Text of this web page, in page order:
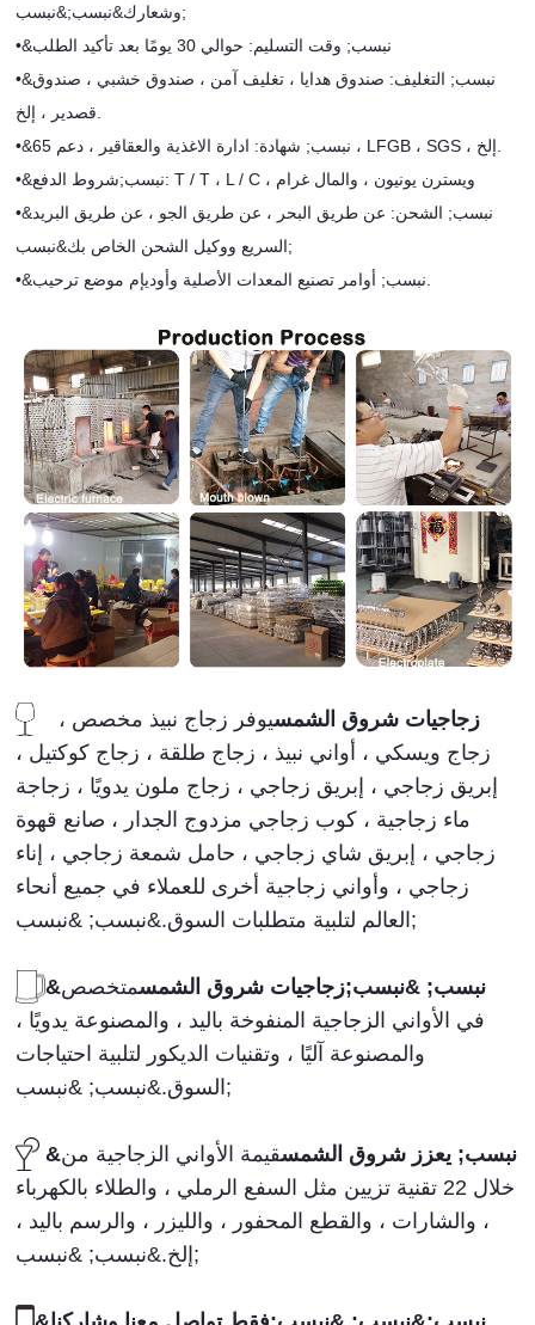
وشعارك&نبسب;&نبسب;
•
&نبسب; وقت التسليم: حوالي 30 يومًا بعد تأكيد الطلب
•&نبسب; التغليف: صندوق هدايا ، تغليف آمن ، صندوق خشبي ، صندوق
•
•&نبسب;
شروط الدفع: T / T ، L / C ، ويسترن يونيون ، والمال غرام
•&نبسب; الشحن: عن طريق البحر ، عن طريق الجو ، عن طريق البريد
السريع ووكيل الشحن الخاص بك&نبسب;
•
زجاجيات شروق الشمسيوفر زجاج نبيذ مخصص ،
زجاج ويسكي ، أواني نبيذ ، زجاج طلقة ، زجاج كوكتيل ،
إبريق زجاجي ، إبريق زجاجي ، زجاج ملون يدويًا ، زجاجة
ماء زجاجية ، كوب زجاجي مزدوج الجدار ، صانع قهوة
زجاجي ، إبريق شاي زجاجي ، حامل شمعة زجاجي ، إناء
زجاجي ، وأواني زجاجية أخرى للعملاء في جميع أنحاء
العالم لتلبية متطلبات السوق.&نبسب; &نبسب;
&نبسب; &نبسب;زجاجيات شروق الشمسمتخصص
في الأواني الزجاجية المنفوخة باليد ، والمصنوعة يدويًا ،
والمصنوعة آليًا ، وتقنيات الديكور لتلبية احتياجات
السوق.&نبسب; &نبسب;
&نبسب; يعزز شروق الشمسقيمة الأواني الزجاجية من
خلال 22 تقنية تزيين مثل السفع الرملي ، والطلاء بالكهرباء
، والشارات ، والقطع المحفور ، والليزر ، والرسم باليد ،
إلخ.&نبسب; &نبسب;